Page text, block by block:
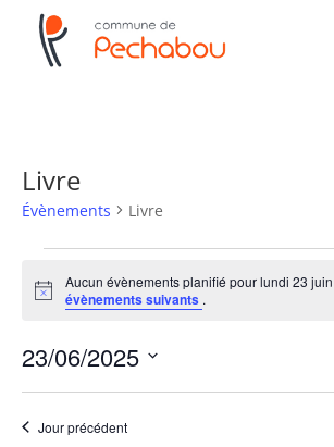
Livre
Évènements Livre
Évènements
for
lundi
23
juin
2025
Notice
Aucun évènements planifié pour lundi 23
évènements suivants .
23/06/2025
date.Jour précédent